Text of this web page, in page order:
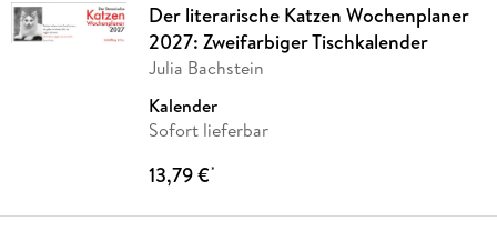
Der literarische Katzen Wochenplaner
2027: Zweifarbiger Tischkalender
Julia Bachstein
Kalender
Sofort lieferbar
13,79 €*